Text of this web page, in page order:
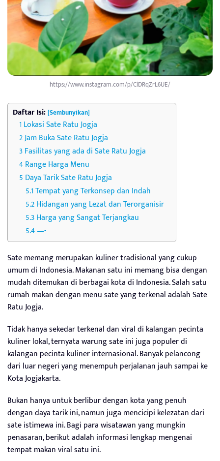
https://www.instagram.com/p/ClDRqZrL6UE/
Daftar Isi:[Sembunyikan]
Lokasi Sate Ratu Jogja
Jam Buka Sate Ratu Jogja
Fasilitas yang ada di Sate Ratu Jogja
Range Harga Menu
Daya Tarik Sate Ratu Jogja
Tempat yang Terkonsep dan Indah
Hidangan yang Lezat dan Terorganisir
Harga yang Sangat Terjangkau
—-
Sate memang merupakan kuliner tradisional yang cukup
umum di Indonesia. Makanan satu ini memang bisa dengan
mudah ditemukan di berbagai kota di Indonesia. Salah satu
rumah makan dengan menu sate yang terkenal adalah Sate
Ratu Jogja.
Tidak hanya sekedar terkenal dan viral di kalangan pecinta
kuliner lokal, ternyata warung sate ini juga populer di
kalangan pecinta kuliner internasional. Banyak pelancong
dari luar negeri yang menempuh perjalanan jauh sampai ke
Kota Jogjakarta.
Bukan hanya untuk berlibur dengan kota yang penuh
dengan daya tarik ini, namun juga mencicipi kelezatan dari
sate istimewa ini. Bagi para wisatawan yang mungkin
penasaran, berikut adalah informasi lengkap mengenai
tempat makan viral satu ini.